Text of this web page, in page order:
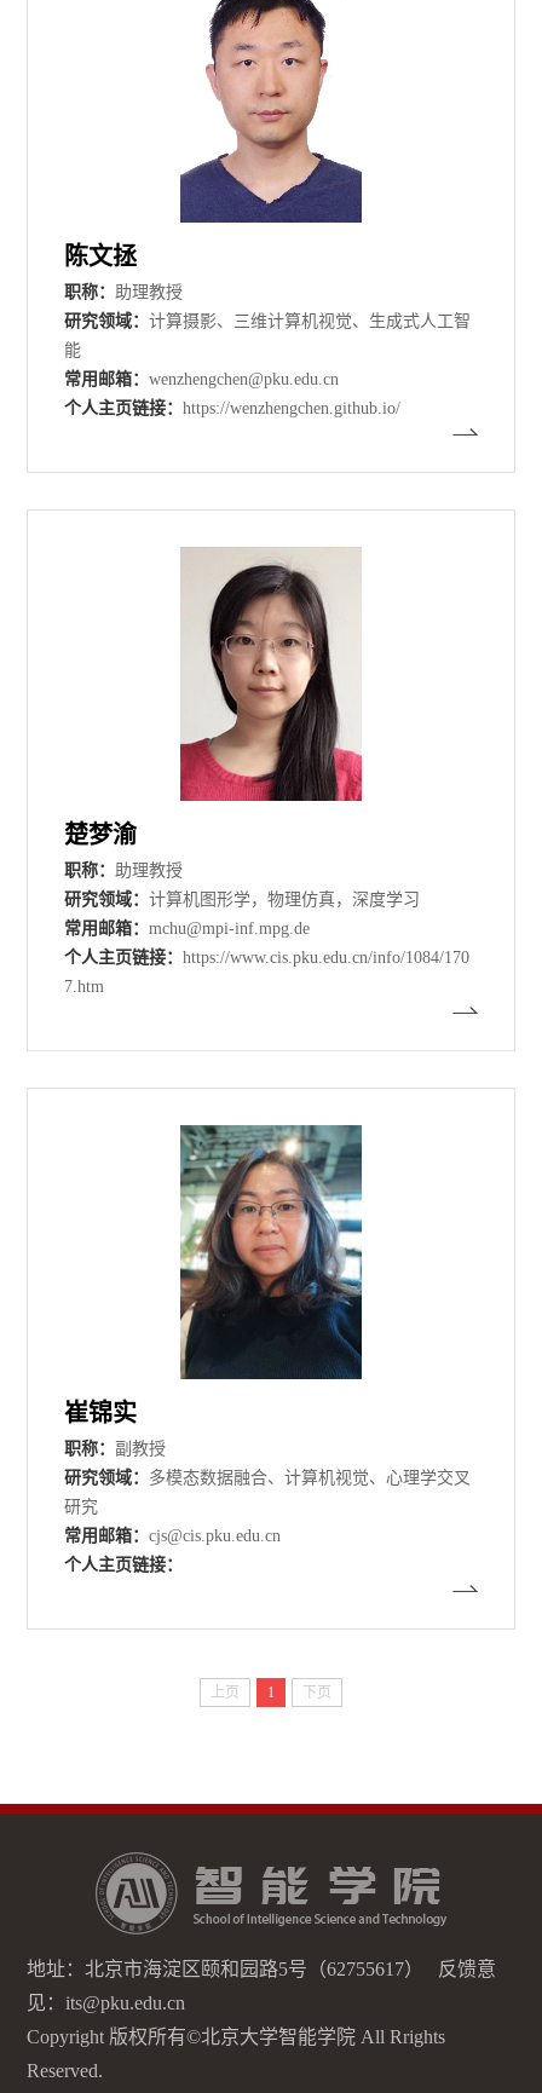
陈文拯
职称：
助理教授
研究领域：计算摄影、三维计算机视觉、生成式人工智
能
常用邮箱：wenzhengchen@pku.edu.cn
个人主页链接：https://wenzhengchen.github.io/
楚梦渝
职称：
助理教授
研究领域：计算机图形学，物理仿真，深度学习
常用邮箱：mchu@mpi-inf.mpg.de
个人主页链接：https://www.cis.pku.edu.cn/info/1084/170
7.htm
崔锦实
职称：副教授
研究领域： 多模态数据融合、计算机视觉、心理学交叉
研究
常用邮箱：cjs@cis.pku.edu.cn
个人主页链接：
上页 1 下页
地址：北京市海淀区颐和园路5号（62755617） 反馈意
见：its@pku.edu.cn
Copyright 版权所有©北京大学智能学院 All Rrights
Reserved.